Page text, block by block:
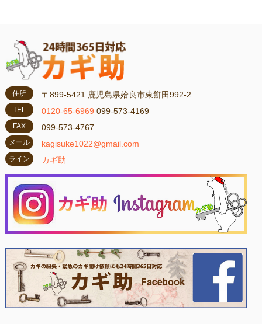
住所 〒899-5421 鹿児島県姶良市東餅田992-2
TEL 0120-65-6969 099-573-4169
FAX 099-573-4767
メール kagisuke1022@gmail.com
ライン カギ助